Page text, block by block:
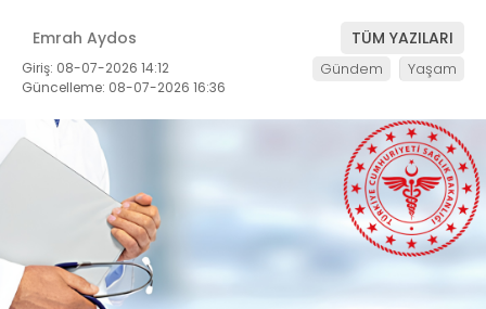
Emrah Aydos TÜM YAZILARI
Giriş: 08-07-2026 14:12
Güncelleme: 08-07-2026 16:36
Gündem Yaşam